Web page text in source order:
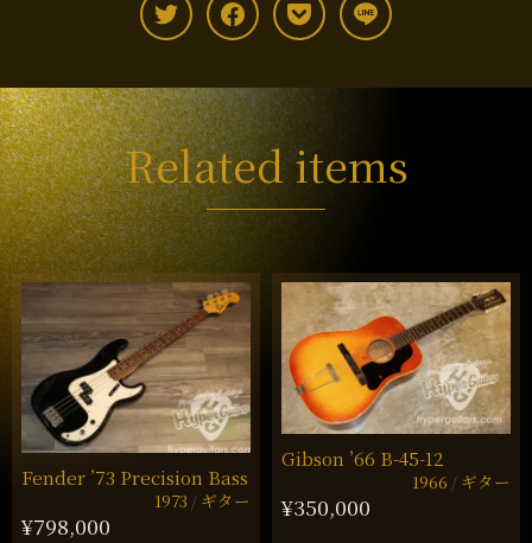
Related items
Fender ’73 Precision Bass
1973 ギター
¥798,000
Gibson ’66 B-45-12
1966 ギター
¥350,000